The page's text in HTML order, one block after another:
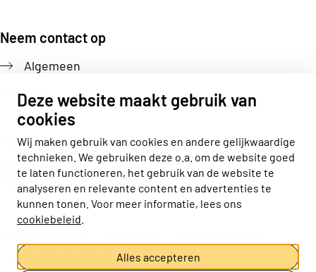
Deze website maakt gebruik van
cookies
Wij maken gebruik van cookies en andere gelijkwaardige
technieken. We gebruiken deze o.a. om de website goed
te laten functioneren, het gebruik van de website te
analyseren en relevante content en advertenties te
kunnen tonen. Voor meer informatie, lees ons
cookiebeleid
Alles accepteren
Neem contact op
Algemeen
Pers
Volg ons
Actiz linkedin
Actiz instagram
Actiz youtube
Actiz facebook
Cookie-instellingen aanpassen